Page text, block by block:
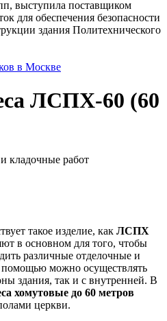
выступила поставщиком
для обеспечения безопасности
здания Политехнического
в Москве
ЛСПХ-60 (60
кладочные работ
такое изделие, как ЛСПХ
в основном для того, чтобы
различные отделочные и
можно осуществлять
здания, так и с внутренней. В
хомутовые до 60 метров
церкви.